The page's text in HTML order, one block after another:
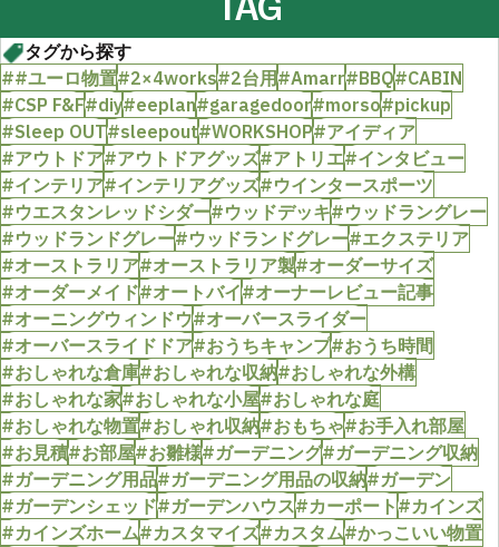
タグから探す
##ユーロ物置#2×4works#2台用#Amarr#BBQ#CABIN
#CSP F&F#diy#eeplan#garagedoor#morso#pickup
#Sleep OUT#sleepout#WORKSHOP#アイディア
#アウトドア#アウトドアグッズ#アトリエ#インタビュー
#インテリア#インテリアグッズ#ウインタースポーツ
#ウエスタンレッドシダー#ウッドデッキ#ウッドラングレー
#ウッドランドグレー#ウッドランドグレー#エクステリア
#オーストラリア#オーストラリア製#オーダーサイズ
#オーダーメイド#オートバイ#オーナーレビュー記事
#オーニングウィンドウ#オーバースライダー
#オーバースライドドア#おうちキャンプ#おうち時間
#おしゃれな倉庫#おしゃれな収納#おしゃれな外構
#おしゃれな家#おしゃれな小屋#おしゃれな庭
#おしゃれな物置#おしゃれ収納#おもちゃ#お手入れ部屋
#お見積#お部屋#お雛様#ガーデニング#ガーデニング収納
#ガーデニング用品#ガーデニング用品の収納#ガーデン
#ガーデンシェッド#ガーデンハウス#カーポート#カインズ
#カインズホーム#カスタマイズ#カスタム#かっこいい物置